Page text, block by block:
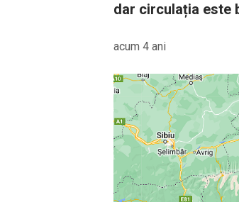
dar circulația este
acum 4 ani